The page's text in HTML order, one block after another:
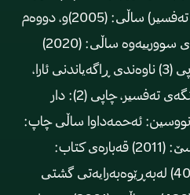
یه‌كه‌م له‌لایه‌ن (نووسینگه‌ی ته‌فسیر) ساڵی: (2005)و، دووه‌م
جاریش له‌لایه‌ن (دار المعراج)ی سوورییه‌وه‌ ساڵی: (2020)
چاپكراوه‌. بڵاوكردنه‌وه‌ی: چاپی (3) ناوه‌ندی ڕاگه‌یاندنی ئارا،
چاپی (1)ی عه‌ڕه‌بیی: نووسنگه‌ی ته‌فسیر، چاپی (2): دار
ئه‌حمه‌داوا ساڵی چاپ:
چاپی یه‌ك: (2002)، چاپی سێ‌: (2011) قه‌باره‌ی كتاب:
(17+24) ژماره‌ی لاپه‌ڕه‌: (404) له‌به‌ڕێوه‌به‌رایه‌تی گشتی